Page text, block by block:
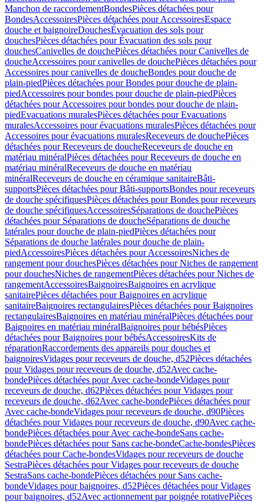
Manchon de raccordementBondesPièces détachées pour
BondesAccessoiresPièces détachées pour AccessoiresEspace
douche et baignoireDouchesÉvacuation des sols pour
douchesPièces détachées pour Évacuation des sols pour
douchesCanivelles de douchePièces détachées pour Canivelles de
doucheAccessoires pour canivelles de douchePièces détachées pour
Accessoires pour canivelles de doucheBondes pour douche de
plain-piedPièces détachées pour Bondes pour douche de plain-
piedAccessoires pour bondes pour douche de plain-piedPièces
détachées pour Accessoires pour bondes pour douche de plain-
piedEvacuations muralesPièces détachées pour Evacuations
muralesAccessoires pour évacuations muralesPièces détachées pour
Accessoires pour évacuations muralesReceveurs de douchePièces
détachées pour Receveurs de doucheReceveurs de douche en
matériau minéralPièces détachées pour Receveurs de douche en
matériau minéralReceveurs de douche en matériau
minéralReceveurs de douche en céramique sanitaireBâti-
supportsPièces détachées pour Bâti-supportsBondes pour receveurs
de douche spécifiquesPièces détachées pour Bondes pour receveurs
de douche spécifiquesAccessoiresSéparations de douchePièces
détachées pour Séparations de doucheSéparations de douche
latérales pour douche de plain-piedPièces détachées pour
Séparations de douche latérales pour douche de plain-
piedAccessoiresPièces détachées pour AccessoiresNiches de
rangement pour douchesPièces détachées pour Niches de rangement
pour douchesNiches de rangementPièces détachées pour Niches de
rangementAccessoiresBaignoiresBaignoires en acrylique
sanitairePièces détachées pour Baignoires en acrylique
sanitaireBaignoires rectangulairesPièces détachées pour Baignoires
rectangulairesBaignoires en matériau minéralPièces détachées pour
Baignoires en matériau minéralBaignoires pour bébésPièces
détachées pour Baignoires pour bébésAccessoiresKits de
réparationRaccordements des appareils pour douches et
baignoiresVidages pour receveurs de douche, d52Pièces détachées
pour Vidages pour receveurs de douche, d52Avec cache-
bondePièces détachées pour Avec cache-bondeVidages pour
receveurs de douche, d62Pièces détachées pour Vidages pour
receveurs de douche, d62Avec cache-bondePièces détachées pour
Avec cache-bondeVidages pour receveurs de douche, d90Pièces
détachées pour Vidages pour receveurs de douche, d90Avec cache-
bondePièces détachées pour Avec cache-bondeSans cache-
bondePièces détachées pour Sans cache-bondeCache-bondesPièces
détachées pour Cache-bondesVidages pour receveurs de douche
SestraPièces détachées pour Vidages pour receveurs de douche
SestraSans cache-bondePièces détachées pour Sans cache-
bondeVidages pour baignoires, d52Pièces détachées pour Vidages
pour baignoires, d52Avec actionnement par poignée rotativePièces